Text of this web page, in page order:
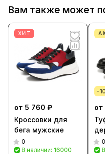
Вам также может
ХИТ
от 5 760 ₽
Кроссовки для
бега мужские
0
В наличии: 16000
-
от
0